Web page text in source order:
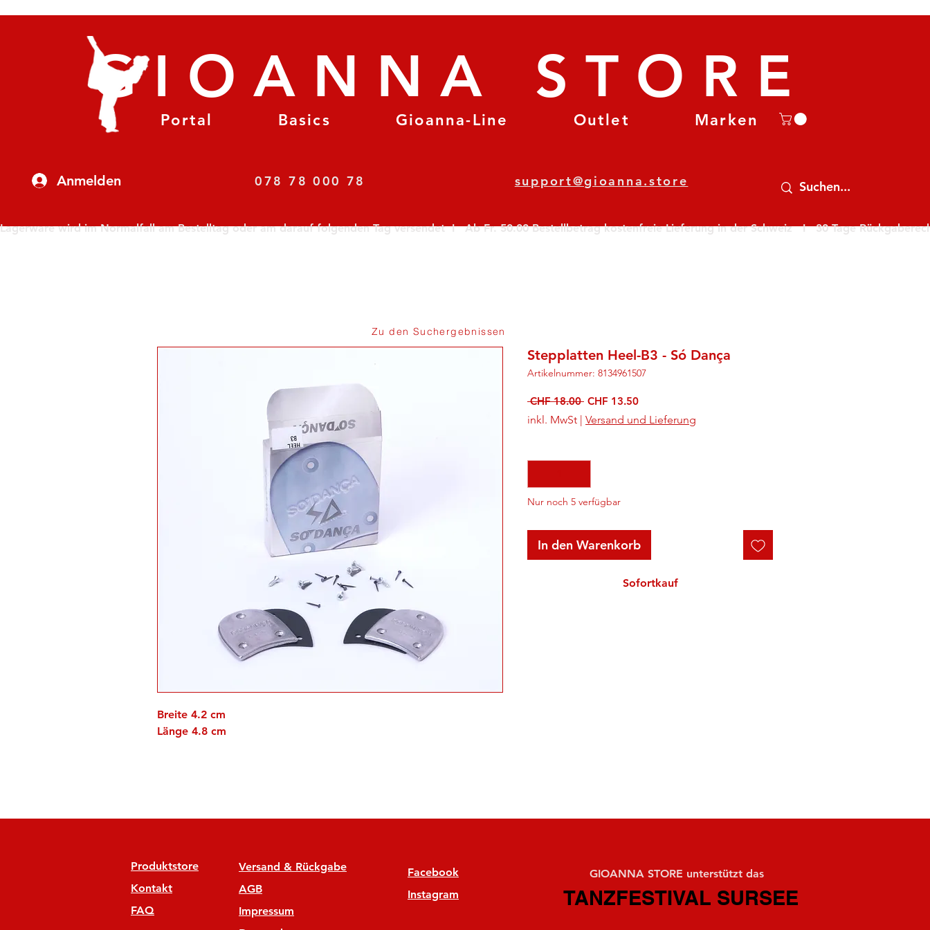
Anmelden
Portal Basics Gioanna-Line Outlet Marken
GIOANNA STORE
078 78 000 78 support@gioanna.store
Lagerware wird im Normalfall am Bestelltag oder am darauf folgenden Tag versendet  I   Ab Fr. 50.00 Bestellbetrag kostenfreie Lieferung in der Schweiz   I   30 Tage
Breite 4.2 cm
Länge 4.8 cm
Stepplatten Heel-B3 - Só Dança
Artikelnummer: 8134961507
CHF 18.00 Standardpreis
CHF 13.50Sale-
Preis
inkl. MwSt | Versand und Lieferung
Nur noch 5 verfügbar
In den Warenkorb
Sofortkauf
Zu den Suchergebnissen
Produktstore
Kontakt
FAQ
Versand & Rückgabe
AGB
Impressum
Facebook
Instagram
GIOANNA STORE unterstützt das
TANZFESTIVAL SURSEE
TANZFESTIVAL SURSEE